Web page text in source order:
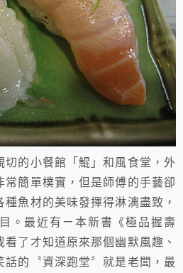
切的小餐館「鯤」和風食堂，外
常簡單樸實，但是師傅的手藝卻
魚材的美味發揮得淋漓盡致，
。最近有ㄧ本新書《極品握壽
了才知道原來那個幽默風趣、
話的〝資深跑堂〞就是老闆，最